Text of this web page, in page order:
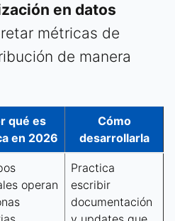
en datos
métricas de
de manera
qué es
en 2026
Cómo
desarrollarla
operan
Practica
escribir
documentación